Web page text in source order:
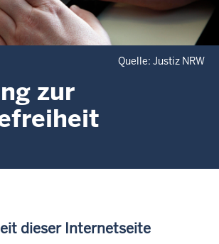
Quelle: Justiz NRW
zur
dieser Internetseite